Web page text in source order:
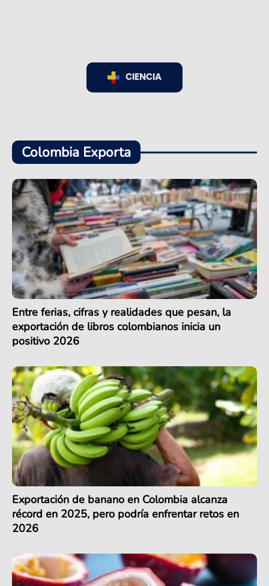
CIENCIA
Colombia Exporta
Entre ferias, cifras y realidades que pesan, la
exportación de libros colombianos inicia un
positivo 2026
Exportación de banano en Colombia alcanza
récord en 2025, pero podría enfrentar retos en
2026